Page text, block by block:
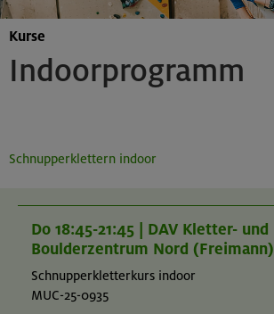
Indoorprogramm
Kurse
Schnupperklettern indoor
Do 18:45-21:45 | DAV Kletter- und
Boulderzentrum Nord (Freimann)
Schnupperkletterkurs indoor
MUC-25-0935